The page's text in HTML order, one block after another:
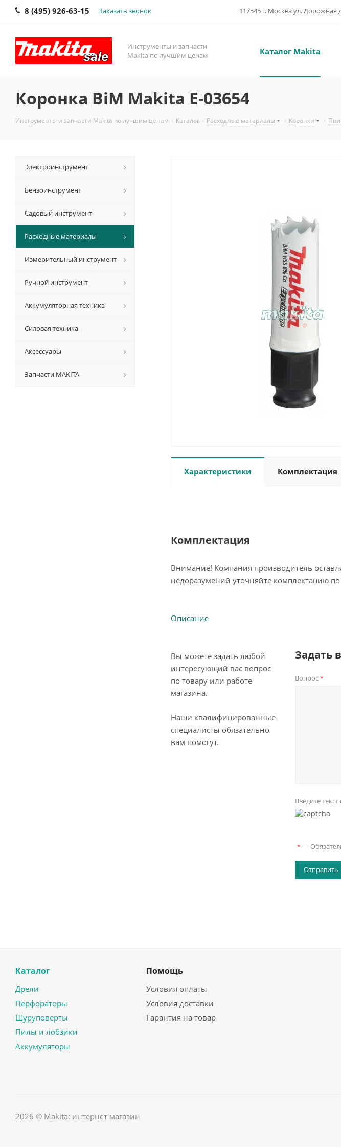
8 (495) 926-63-15 Заказать звонок 117545 г. Москва ул. Дорожная
Инструменты и запчасти
Makita по лучшим ценам
Каталог Makita
Коронка BiM Makita E-03654
Инструменты и запчасти Makita по лучшим ценам - Каталог - Расходные материалы - Коронки -
Характеристики Комплектация
Комплектация
Внимание! Компания производитель
недоразумений уточняйте комплектацию
Описание
Вы можете задать любой
интересующий вас вопрос
по товару или работе
магазина.
Наши квалифицированные
специалисты обязательно
вам помогут.
Задать
Вопрос*
Введите
* —
Электроинструмент
Бензоинструмент
Садовый инструмент
Расходные материалы
Измерительный инструмент
Ручной инструмент
Аккумуляторная техника
Силовая техника
Аксессуары
Запчасти MAKITA
Каталог
Дрели
Перфораторы
Шуруповерты
Пилы и лобзики
Аккумуляторы
Помощь
Условия оплаты
Условия доставки
Гарантия на товар
2026 © Makita: интернет магазин